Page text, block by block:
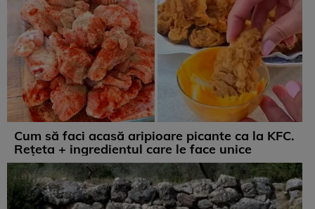
Cum să faci acasă aripioare picante ca la KFC.
Rețeta + ingredientul care le face unice